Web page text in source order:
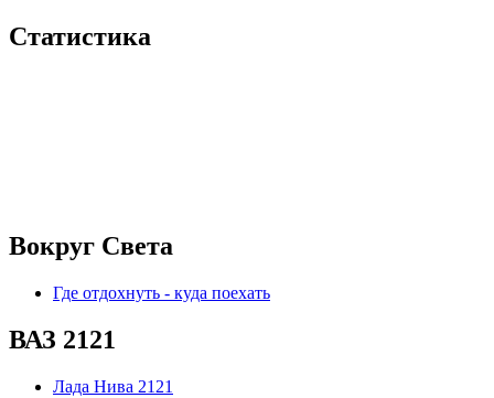
Статистика
Вокруг Света
Где отдохнуть - куда поехать
ВАЗ 2121
Лада Нива 2121